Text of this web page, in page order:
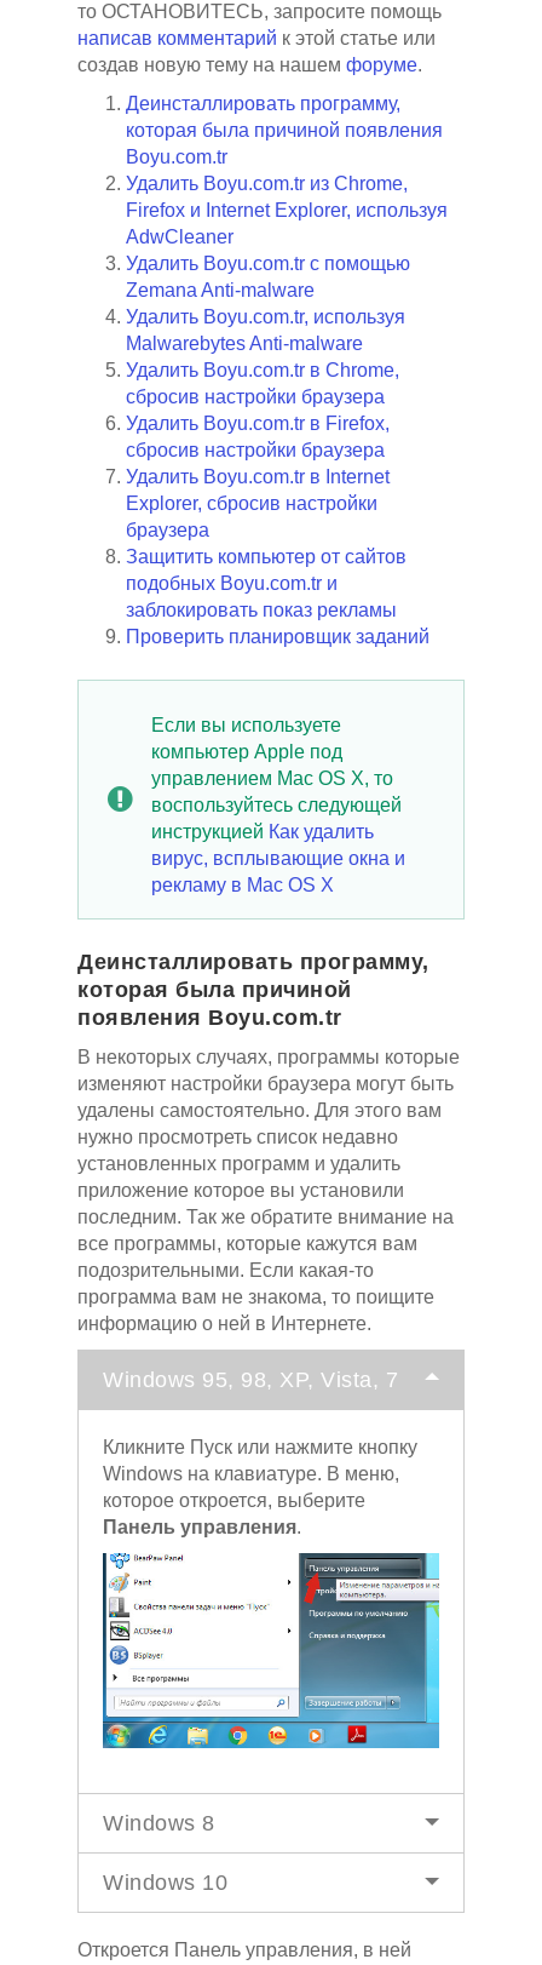
то ОСТАНОВИТЕСЬ, запросите помощь
написав комментарий к этой статье или
создав новую тему на нашем форуме.
Деинсталлировать программу,
которая была причиной появления
Boyu.com.tr
Удалить Boyu.com.tr из Chrome,
Firefox и Internet Explorer, используя
AdwCleaner
Удалить Boyu.com.tr с помощью
Zemana Anti-malware
Удалить Boyu.com.tr, используя
Malwarebytes Anti-malware
Удалить Boyu.com.tr в Chrome,
сбросив настройки браузера
Удалить Boyu.com.tr в Firefox,
сбросив настройки браузера
Удалить Boyu.com.tr в Internet
Explorer, сбросив настройки
браузера
Защитить компьютер от сайтов
подобных Boyu.com.tr и
заблокировать показ рекламы
Проверить планировщик заданий
Если вы используете
компьютер Apple под
управлением Mac OS X, то
воспользуйтесь следующей
инструкцией Как удалить
вирус, всплывающие окна и
рекламу в Mac OS X
Деинсталлировать программу,
которая была причиной
появления Boyu.com.tr
В некоторых случаях, программы которые
изменяют настройки браузера могут быть
удалены самостоятельно. Для этого вам
нужно просмотреть список недавно
установленных программ и удалить
приложение которое вы установили
последним. Так же обратите внимание на
все программы, которые кажутся вам
подозрительными. Если какая-то
программа вам не знакома, то поищите
информацию о ней в Интернете.
Windows 95, 98, XP, Vista, 7
Кликните Пуск или нажмите кнопку
Windows на клавиатуре. В меню,
которое откроется, выберите
Панель управления.
Windows 8
Windows 10
Откроется Панель управления, в ней